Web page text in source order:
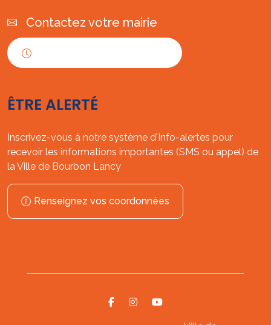
Contactez votre mairie
ÊTRE ALERTÉ
Inscrivez-vous à notre système d'Info-alertes pour
recevoir les informations importantes (SMS ou appel) de
la Ville de Bourbon Lancy
Renseignez vos coordonnées